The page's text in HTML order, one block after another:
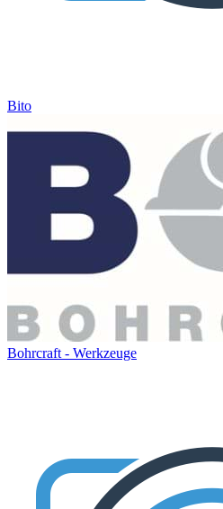
Bito
Bohrcraft - Werkzeuge